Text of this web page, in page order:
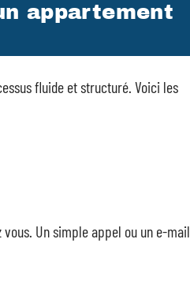
appartement
fluide et structuré. Voici les
Un simple appel ou un e-mail